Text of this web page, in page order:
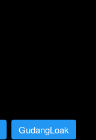
GudangLoak